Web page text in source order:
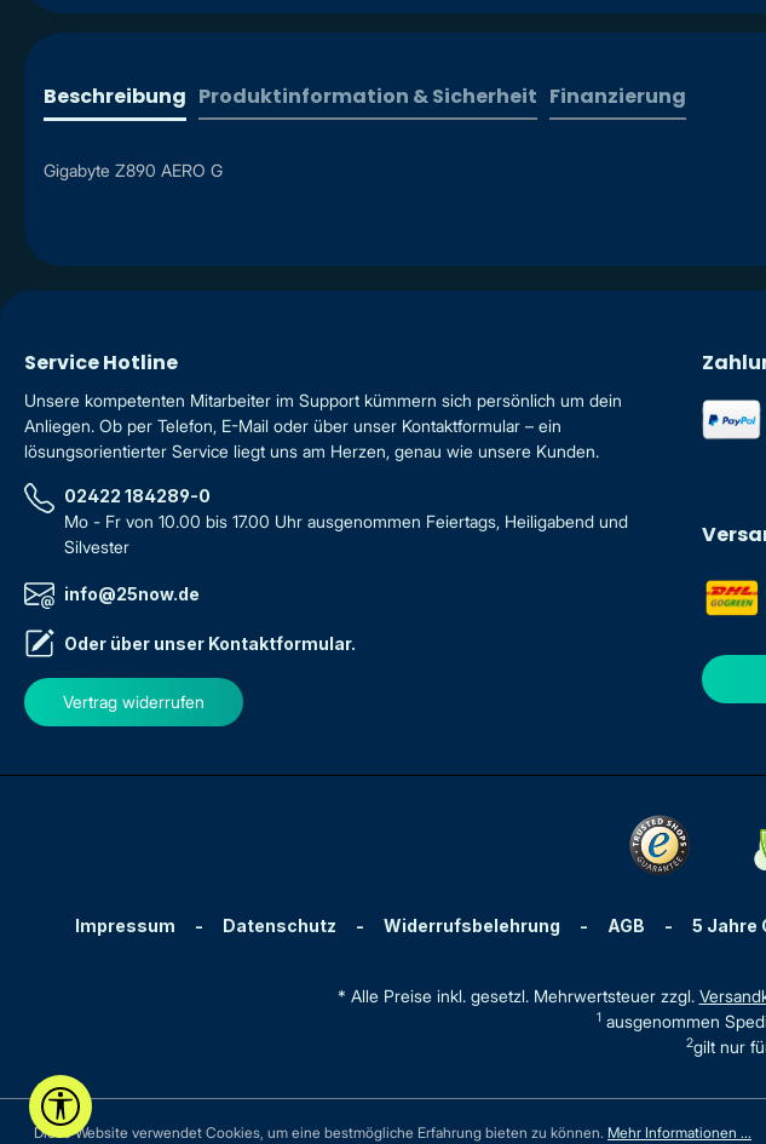
Beschreibung Produktinformation & Sicherheit Finanzierung
Gigabyte Z890 AERO G
Service Hotline
Unsere kompetenten Mitarbeiter im Support kümmern sich persönlich um dein
Anliegen. Ob per Telefon, E-Mail oder über unser Kontaktformular – ein
lösungsorientierter Service liegt uns am Herzen, genau wie unsere Kunden.
02422 184289-0
Mo - Fr von 10.00 bis 17.00 Uhr ausgenommen Feiertags, Heiligabend und
Silvester
info@25now.de
Oder über unser Kontaktformular.
Vertrag widerrufen
Impressum - Datenschutz - Widerrufsbelehrung - AGB - 5 Jahre
* Alle Preise inkl. gesetzl. Mehrwertsteuer zzgl.
1ausgenommen
2gilt nur
Werkzeugleiste anzeigen
Diese Website verwendet Cookies, um eine bestmögliche Erfahrung bieten zu können. Mehr Informationen ...